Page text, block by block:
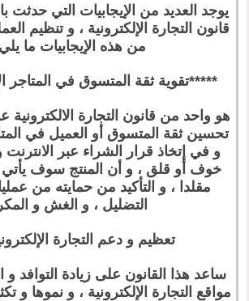
يوجد العديد من الإيجابيات التي حدثت
قانون التجارة الإلكترونية ، و تنظيم
من هذه الإيجابيات ما
*****تقوية ثقة المتسوق في المتاجر
هو واحد من قانون التجارة
تحسين ثقة المتسوق أو العميل في
و في إتخاذ قرار الشراء عبر
خوف أو قلق ، و أن المنتج سوف
مقلدا ، و التأكيد من حمايته من
التضليل ، و الغش و
تعظيم و دعم التجارة
ساعد هذا القانون على زيادة التوافد
مواقع التجارة الإلكترونية ، و نموها و